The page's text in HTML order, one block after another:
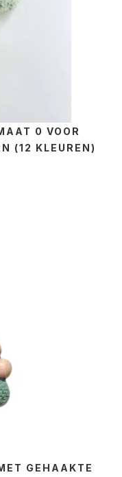
0 VOOR
(12 KLEUREN)
GEHAAKTE